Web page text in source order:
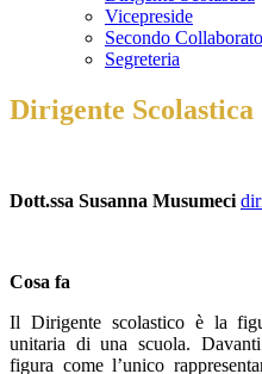
Vicepreside
Secondo
Segreteria
Dirigente Scolastica
Dott.ssa Susanna Musumeci
Cosa fa
Il Dirigente scolastico è la
unitaria di una scuola.
figura come l’unico